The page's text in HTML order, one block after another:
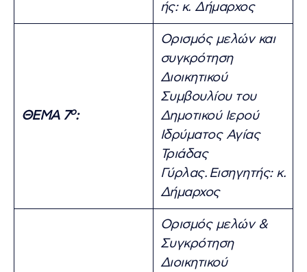
ής: κ. Δήμαρχος
ΘΕΜΑ 7ο:
Ορισμός μελών και
συγκρότηση
Διοικητικού
Συμβουλίου του
Δημοτικού Ιερού
Ιδρύματος Αγίας
Τριάδας
Γύρλας. Εισηγητής: κ.
Δήμαρχος
Ορισμός μελών &
Συγκρότηση
Διοικητικού